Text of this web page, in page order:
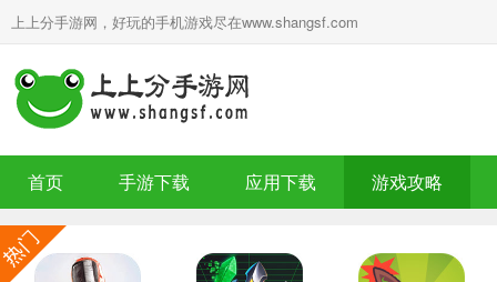
上上分手游网，好玩的手机游戏尽在www.shangsf.com
首页 手游下载 应用下载 游戏攻略